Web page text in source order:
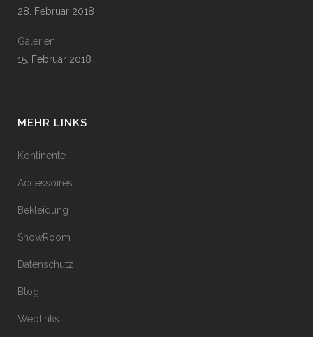
28. Februar 2018
Galerien
15. Februar 2018
MEHR LINKS
Kontinente
Accessoires
Bekleidung
ShowRoom
Datenschutz
Blog
Weblinks